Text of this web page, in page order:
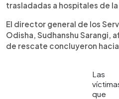
trasladadas a hospitales de
El director general de los
Odisha, Sudhanshu Sarangi,
de rescate concluyeron
Las
que